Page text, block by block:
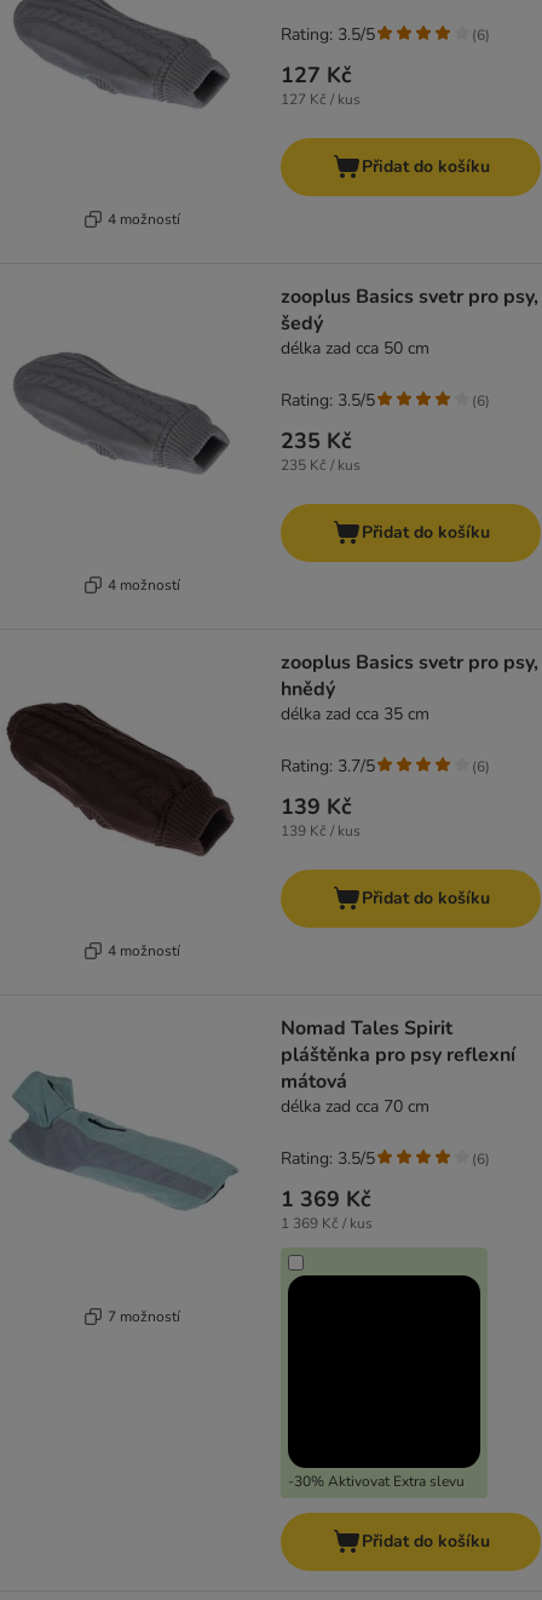
4 možností
127 Kč
127 Kč / kus
Rating: 3.5/5 (6)
Přidat do košíku
4 možností
zooplus Basics svetr pro psy,
šedý
délka zad cca 50 cm
235 Kč
235 Kč / kus
Rating: 3.5/5 (6)
Přidat do košíku
4 možností
zooplus Basics svetr pro psy,
hnědý
délka zad cca 35 cm
139 Kč
139 Kč / kus
Rating: 3.7/5 (6)
Přidat do košíku
7 možností
Nomad Tales Spirit
pláštěnka pro psy reflexní
mátová
délka zad cca 70 cm
1 369 Kč
1 369 Kč / kus
-30% Aktivovat Extra slevu
Rating: 3.5/5 (6)
Přidat do košíku